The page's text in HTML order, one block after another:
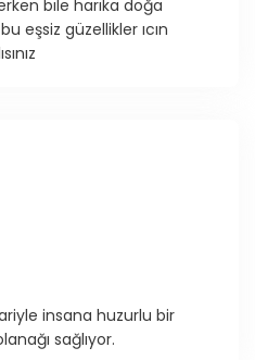
bıle harıka doğa
eşsiz güzellikler ıcın
insana huzurlu bir
sağlıyor.